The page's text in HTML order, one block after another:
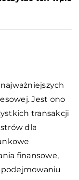
Jest ono
transakcji
dla
finansowe,